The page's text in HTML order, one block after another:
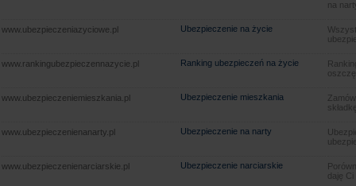
na
www.ubezpieczeniazyciowe.pl Ubezpieczenie na życie
www.rankingubezpieczennazycie.pl Ranking ubezpieczeń na życie
www.ubezpieczeniemieszkania.pl Ubezpieczenie mieszkania
www.ubezpieczenienanarty.pl Ubezpieczenie na narty
www.ubezpieczenienarciarskie.pl Ubezpieczenie narciarskie
daję